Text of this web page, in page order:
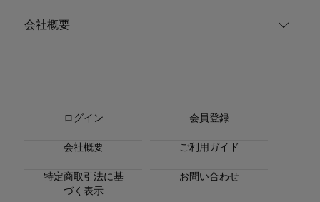
会社概要
ログイン 会員登録
会社概要 ご利用ガイド
特定商取引法に基
づく表示
お問い合わせ